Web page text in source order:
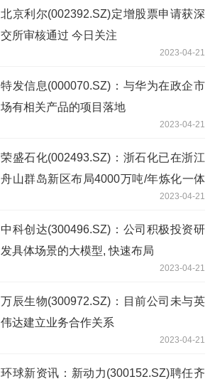
北京利尔(002392.SZ)定增股票申请获深
交所审核通过 今日关注
2023-04-21
特发信息(000070.SZ)：与华为在政企市
场有相关产品的项目落地
2023-04-21
荣盛石化(002493.SZ)：浙石化已在浙江
舟山群岛新区布局4000万吨/年炼化一体
2023-04-21
中科创达(300496.SZ)：公司积极投资研
发具体场景的大模型, 快速布局
2023-04-21
万辰生物(300972.SZ)：目前公司未与英
伟达建立业务合作关系
2023-04-21
环球新资讯：新动力(300152.SZ)聘任齐